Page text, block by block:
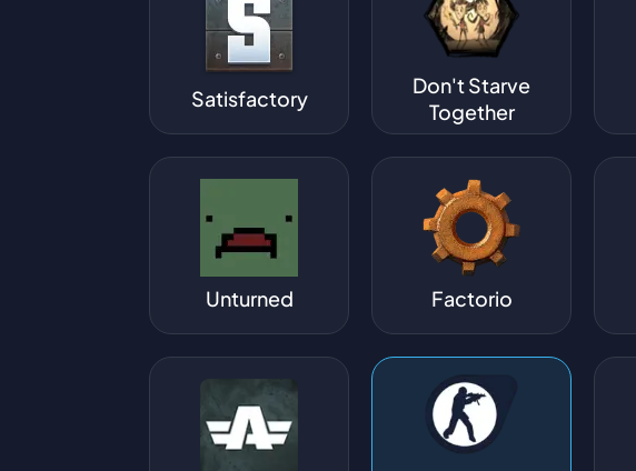
Satisfactory
Don't Starve
Together
Unturned Factorio